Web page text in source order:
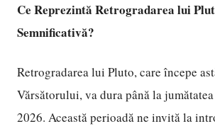
Ce Reprezintă Retrogradarea lui
Semnificativă?
Retrogradarea lui Pluto, care începe
Vărsătorului, va dura până la
2026. Această perioadă ne invită la